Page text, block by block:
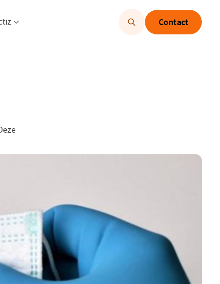
openen Contact